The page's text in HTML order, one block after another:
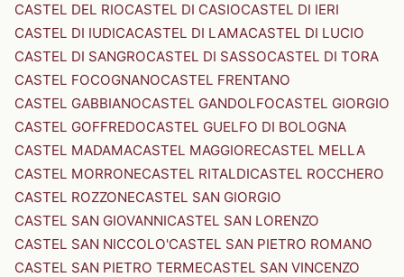
CASTEL DEL RIOCASTEL DI CASIOCASTEL DI IERI
CASTEL DI IUDICACASTEL DI LAMACASTEL DI LUCIO
CASTEL DI SANGROCASTEL DI SASSOCASTEL DI TORA
CASTEL FOCOGNANOCASTEL FRENTANO
CASTEL GABBIANOCASTEL GANDOLFOCASTEL GIORGIO
CASTEL GOFFREDOCASTEL GUELFO DI BOLOGNA
CASTEL MADAMACASTEL MAGGIORECASTEL MELLA
CASTEL MORRONECASTEL RITALDICASTEL ROCCHERO
CASTEL ROZZONECASTEL SAN GIORGIO
CASTEL SAN GIOVANNICASTEL SAN LORENZO
CASTEL SAN NICCOLO'CASTEL SAN PIETRO ROMANO
CASTEL SAN PIETRO TERMECASTEL SAN VINCENZO